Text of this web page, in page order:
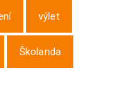
výlet
Školanda